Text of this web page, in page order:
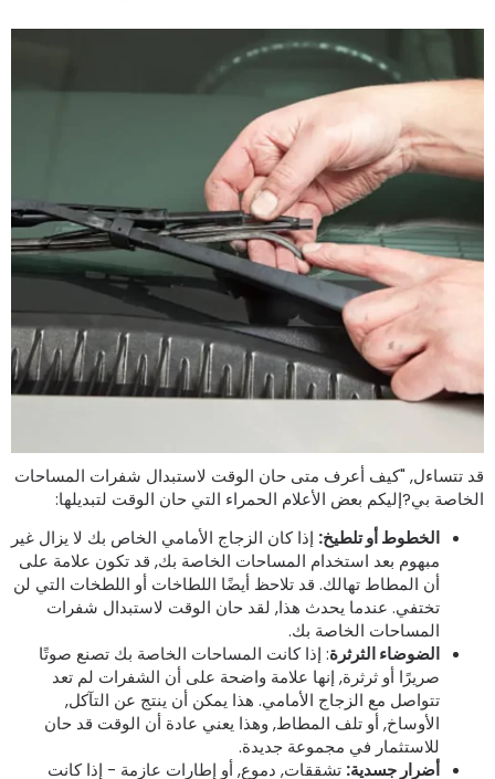
تتساءل, "كيف أعرف متى حان الوقت لاستبدال شفرات المساحات
بي?إليكم بعض الأعلام الحمراء التي حان الوقت لتبديلها:
الخطوط أو تلطيخ:إذا كان الزجاج الأمامي الخاص بك لا يزال غير
مبهوم بعد استخدام المساحات الخاصة بك, قد تكون علامة على
أن المطاط تهالك. قد تلاحظ أيضًا اللطاخات أو اللطخات التي لن
تختفي. عندما يحدث هذا, لقد حان الوقت لاستبدال شفرات
المساحات الخاصة بك.
الضوضاء الثرثرة: إذا كانت المساحات الخاصة بك تصنع صوتًا
صريرًا أو ثرثرة, إنها علامة واضحة على أن الشفرات لم تعد
تتواصل مع الزجاج الأمامي. هذا يمكن أن ينتج عن التآكل,
الأوساخ, أو تلف المطاط, وهذا يعني عادة أن الوقت قد حان
للاستثمار في مجموعة جديدة.
أضرار جسدية:تشققات, دموع, أو إطارات عازمة - إذا كانت